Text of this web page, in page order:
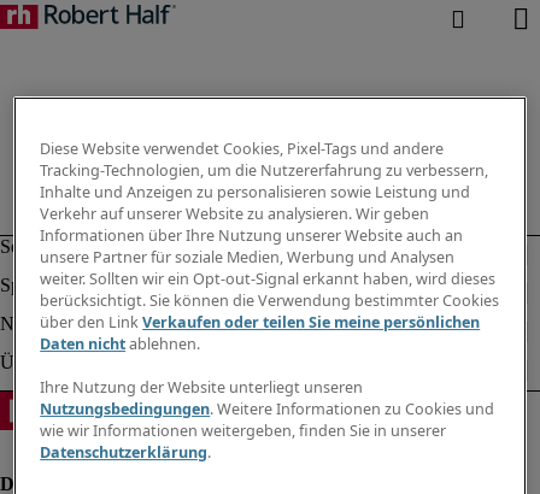
Diese Website verwendet Cookies, Pixel-Tags und andere
Tracking-Technologien, um die Nutzererfahrung zu verbessern,
Inhalte und Anzeigen zu personalisieren sowie Leistung und
Verkehr auf unserer Website zu analysieren. Wir geben
Informationen über Ihre Nutzung unserer Website auch an
unsere Partner für soziale Medien, Werbung und Analysen
weiter. Sollten wir ein Opt-out-Signal erkannt haben, wird dieses
berücksichtigt. Sie können die Verwendung bestimmter Cookies
über den LinkVerkaufen oder teilen Sie meine persönlichen
Daten nichtablehnen.
Ihre Nutzung der Website unterliegt unseren
Nutzungsbedingungen. Weitere Informationen zu Cookies und
wie wir Informationen weitergeben, finden Sie in unserer
Datenschutzerklärung.